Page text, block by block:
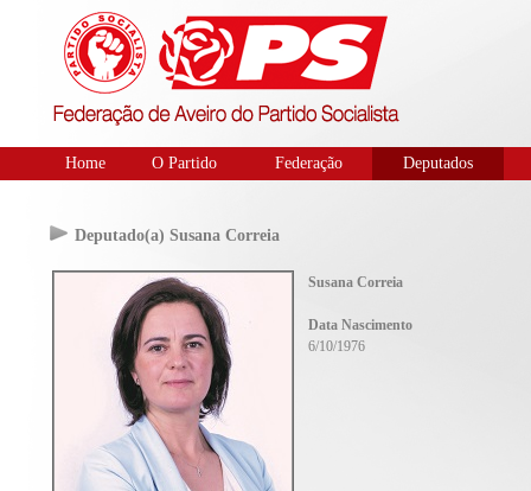
Home O Partido Federação Deputados
Deputado(a) Susana Correia
Susana Correia
Data Nascimento
6/10/1976